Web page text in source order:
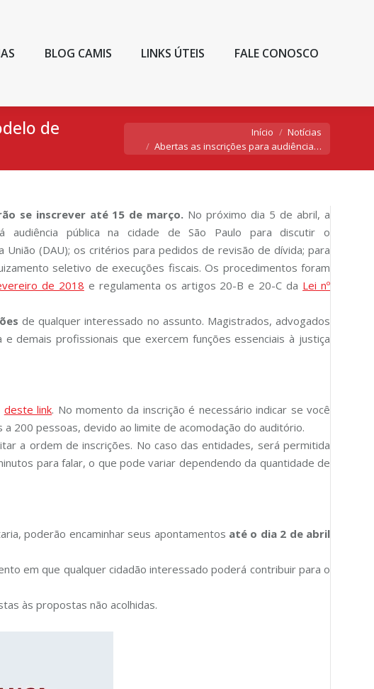
BLOG CAMIS LINKS ÚTEIS FALE CONOSCO
de
Início
Notícias
Abertas as inscrições para audiência…
se inscrever até 15 de março. No próximo dia 5 de abril, a
audiência pública na cidade de São Paulo para discutir o
(DAU); os critérios para pedidos de revisão de dívida; para
seletivo de execuções fiscais. Os procedimentos foram
de 2018 e regulamenta os artigos 20-B e 20-C da Lei nº
de qualquer interessado no assunto. Magistrados, advogados
demais profissionais que exercem funções essenciais à justiça
deste link. No momento da inscrição é necessário indicar se você
200 pessoas, devido ao limite de acomodação do auditório.
a ordem de inscrições. No caso das entidades, será permitida
para falar, o que pode variar dependendo da quantidade de
poderão encaminhar seus apontamentos até o dia 2 de abril
em que qualquer cidadão interessado poderá contribuir para o
às propostas não acolhidas.